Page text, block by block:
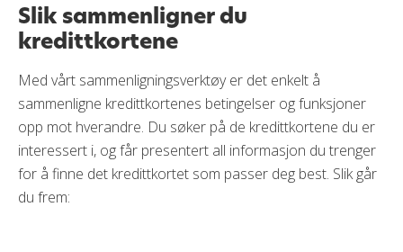
Slik sammenligner du
kredittkortene
Med vårt sammenligningsverktøy er det enkelt å
sammenligne kredittkortenes betingelser og funksjoner
opp mot hverandre. Du søker på de kredittkortene du er
interessert i, og får presentert all informasjon du trenger
for å finne det kredittkortet som passer deg best. Slik går
du frem: